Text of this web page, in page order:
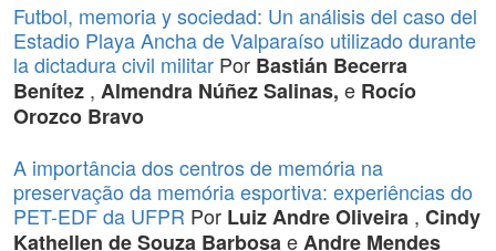
Futbol, memoria y sociedad: Un análisis del caso del
Estadio Playa Ancha de Valparaíso utilizado durante
la dictadura civil militar Por Bastián Becerra
Benítez , Almendra Núñez Salinas, e Rocío
Orozco Bravo
A importância dos centros de memória na
preservação da memória esportiva: experiências do
PET-EDF da UFPR Por Luiz Andre Oliveira , Cindy
Kathellen de Souza BarbosaeAndre Mendes